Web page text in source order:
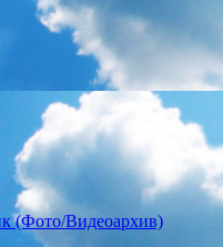
(Фото/Видеоархив)